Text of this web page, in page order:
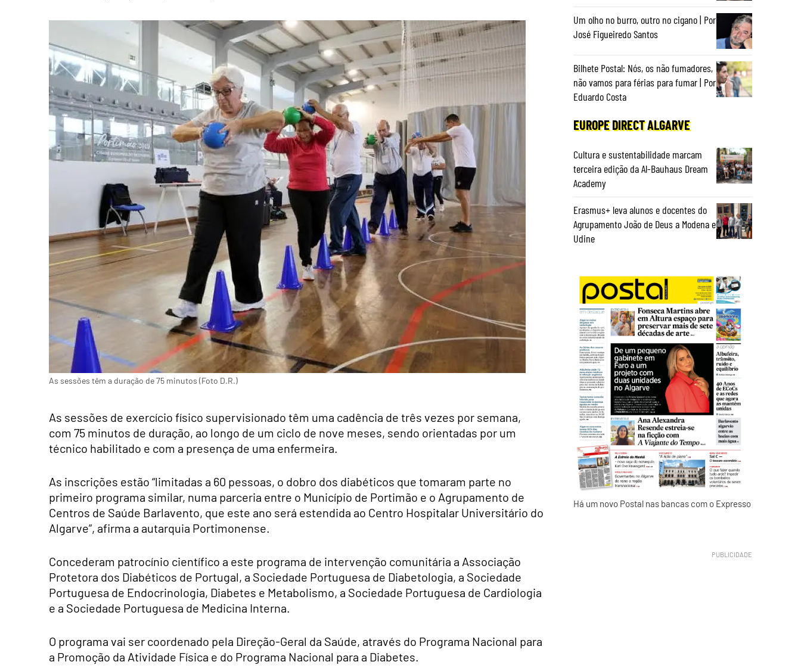
As sessões têm a duração de 75 minutos (Foto D.R.)
As sessões de exercício físico supervisionado têm uma cadência de três vezes por semana,
com 75 minutos de duração, ao longo de um ciclo de nove meses, sendo orientadas por um
técnico habilitado e com a presença de uma enfermeira.
As inscrições estão “limitadas a 60 pessoas, o dobro dos diabéticos que tomaram parte no
primeiro programa similar, numa parceria entre o Município de Portimão e o Agrupamento de
Centros de Saúde Barlavento, que este ano será estendida ao Centro Hospitalar Universitário do
Algarve”, afirma a autarquia Portimonense.
Concederam patrocínio científico a este programa de intervenção comunitária a Associação
Protetora dos Diabéticos de Portugal, a Sociedade Portuguesa de Diabetologia, a Sociedade
Portuguesa de Endocrinologia, Diabetes e Metabolismo, a Sociedade Portuguesa de Cardiologia
e a Sociedade Portuguesa de Medicina Interna.
O programa vai ser coordenado pela Direção-Geral da Saúde, através do Programa Nacional para
a Promoção da Atividade Física e do Programa Nacional para a Diabetes.
Um olho no burro, outro no cigano | Por
José Figueiredo Santos
Bilhete Postal: Nós, os não fumadores,
não vamos para férias para fumar | Por
Eduardo Costa
EUROPE DIRECT ALGARVE
Cultura e sustentabilidade marcam
terceira edição da Al-Bauhaus Dream
Academy
Erasmus+ leva alunos e docentes do
Agrupamento João de Deus a Modena e
Udine
Há um novo Postal nas bancas com o Expresso